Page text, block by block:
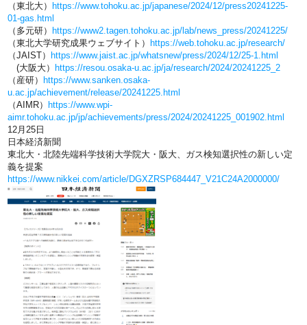
（東北大）
https://www.tohoku.ac.jp/japanese/2024/12/press20241225-
01-gas.html
（多元研）
https://www2.tagen.tohoku.ac.jp/lab/news_press/20241225/
（東北大学研究成果ウェブサイト）
https://web.tohoku.ac.jp/research/
（JAIST）
https://www.jaist.ac.jp/whatsnew/press/2024/12/25-1.html
(大阪大）
https://resou.osaka-u.ac.jp/ja/research/2024/20241225_2
（産研）
https://www.sanken.osaka-
u.ac.jp/achievement/release/20241225.html
（AIMR）
https://www.wpi-
aimr.tohoku.ac.jp/jp/achievements/press/2024/20241225_001902.html
12月25日
日本経済新聞
東北大・北陸先端科学技術大学院大・阪大、ガス検知選択性の新しい定
義を提案
https://www.nikkei.com/article/DGXZRSP684447_V21C24A2000000/